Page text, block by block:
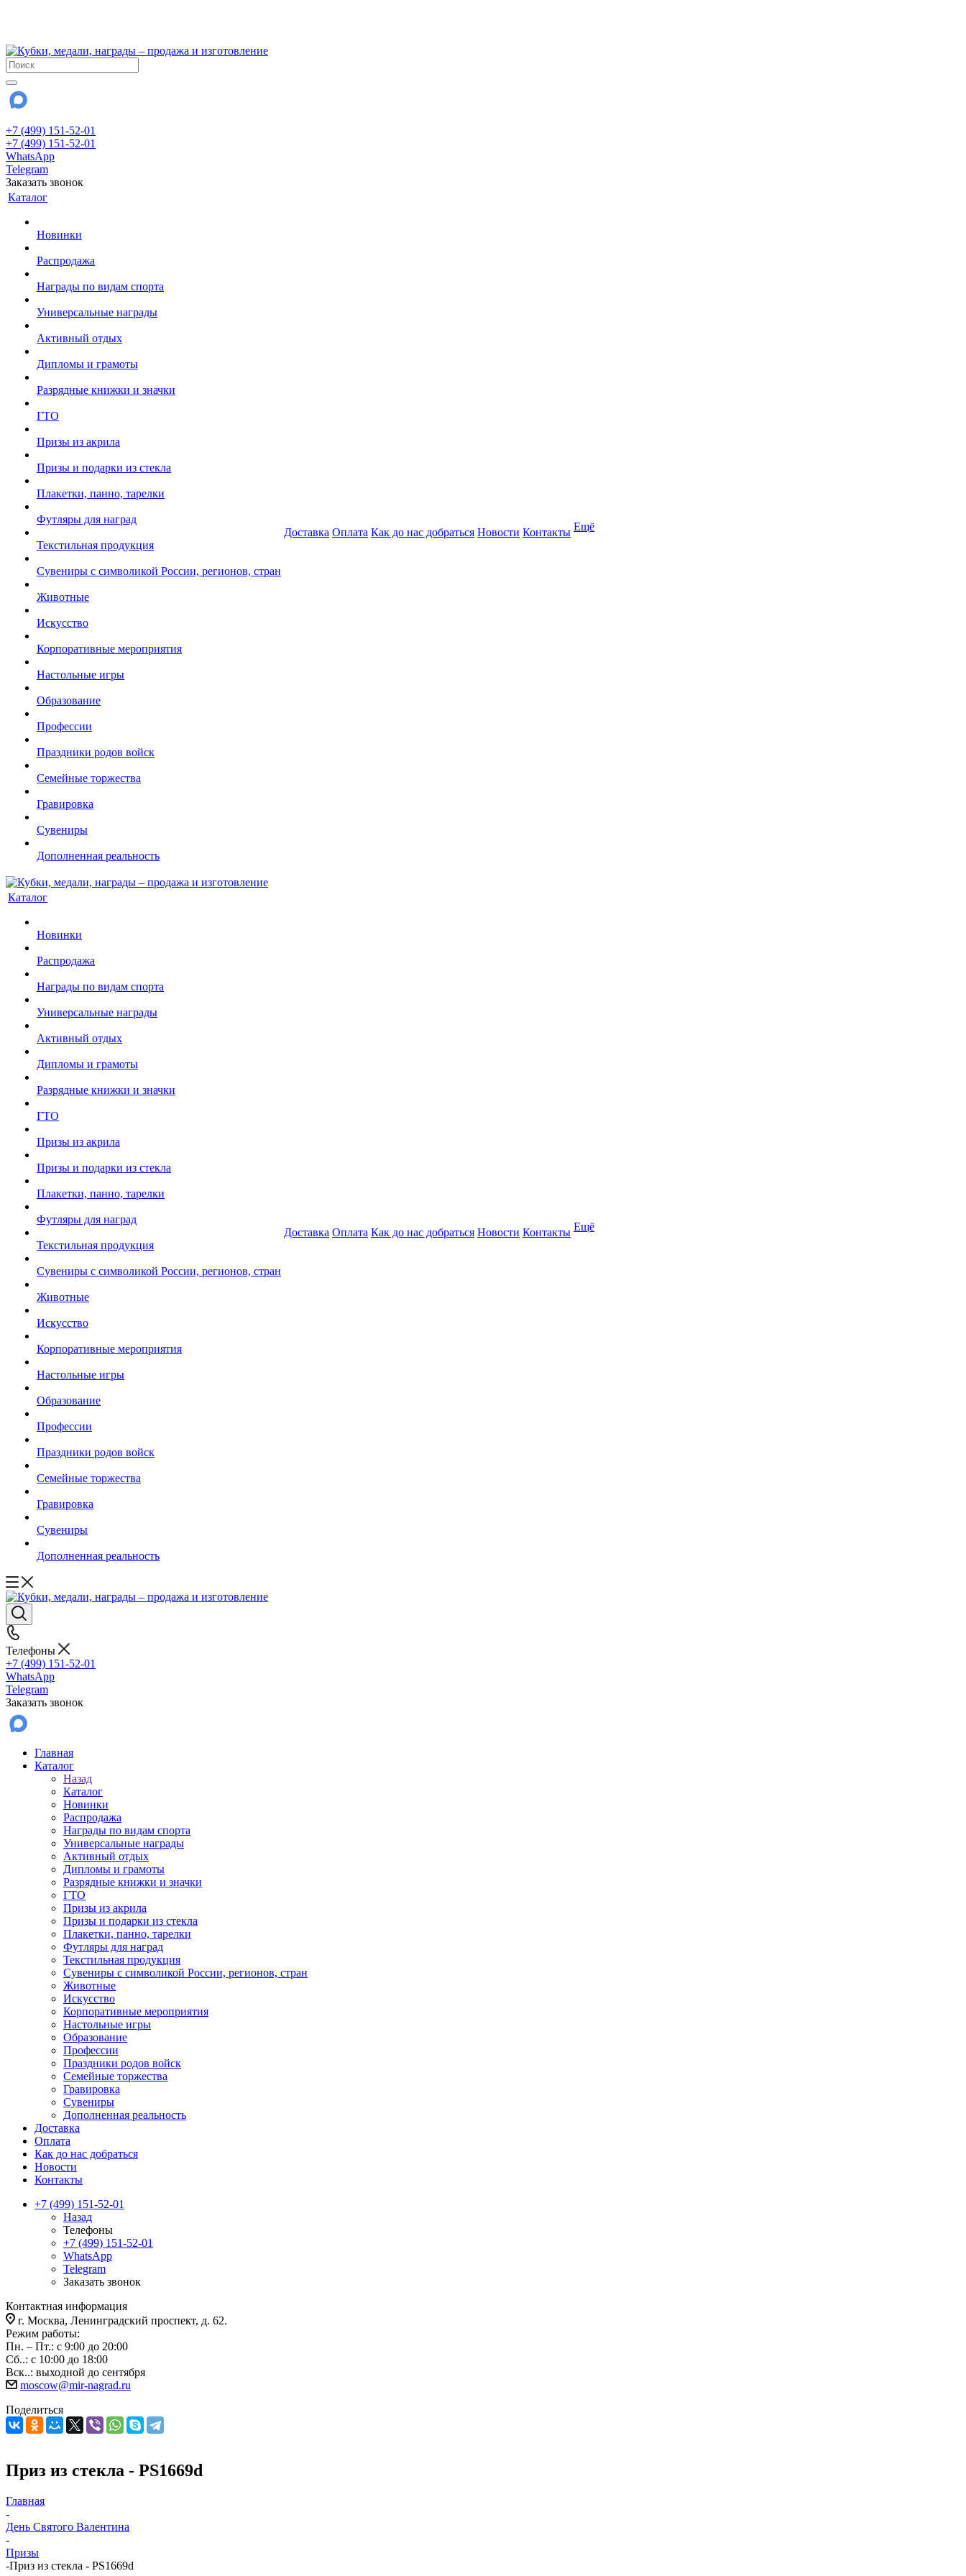
+7 (499) 151-52-01
+7 (499) 151-52-01
WhatsApp
Telegram
Заказать звонок
Каталог
Новинки
Распродажа
Награды по видам спорта
Универсальные награды
Активный отдых
Дипломы и грамоты
Разрядные книжки и значки
ГТО
Призы из акрила
Призы и подарки из стекла
Плакетки, панно, тарелки
Футляры для наград
Текстильная продукция
Сувениры с символикой России, регионов, стран
Животные
Искусство
Корпоративные мероприятия
Настольные игры
Образование
Профессии
Праздники родов войск
Семейные торжества
Гравировка
Сувениры
Дополненная реальность
Доставка Оплата Как до нас добраться Новости Контакты Ещё
Каталог
Новинки
Распродажа
Награды по видам спорта
Универсальные награды
Активный отдых
Дипломы и грамоты
Разрядные книжки и значки
ГТО
Призы из акрила
Призы и подарки из стекла
Плакетки, панно, тарелки
Футляры для наград
Текстильная продукция
Сувениры с символикой России, регионов, стран
Животные
Искусство
Корпоративные мероприятия
Настольные игры
Образование
Профессии
Праздники родов войск
Семейные торжества
Гравировка
Сувениры
Дополненная реальность
Доставка Оплата Как до нас добраться Новости Контакты Ещё
Телефоны
+7 (499) 151-52-01
WhatsApp
Telegram
Заказать звонок
Главная
Каталог
Назад
Каталог
Новинки
Распродажа
Награды по видам спорта
Универсальные награды
Активный отдых
Дипломы и грамоты
Разрядные книжки и значки
ГТО
Призы из акрила
Призы и подарки из стекла
Плакетки, панно, тарелки
Футляры для наград
Текстильная продукция
Сувениры с символикой России, регионов, стран
Животные
Искусство
Корпоративные мероприятия
Настольные игры
Образование
Профессии
Праздники родов войск
Семейные торжества
Гравировка
Сувениры
Дополненная реальность
Доставка
Оплата
Как до нас добраться
Новости
Контакты
+7 (499) 151-52-01
Назад
Телефоны
+7 (499) 151-52-01
WhatsApp
Telegram
Заказать звонок
Контактная информация
г. Москва, Ленинградский проспект, д. 62.
Режим работы:
Пн. – Пт.: с 9:00 до 20:00
Сб..: с 10:00 до 18:00
Вск..: выходной до сентября
moscow@mir-nagrad.ru
Поделиться
Приз из стекла - PS1669d
Главная
-
День Святого Валентина
-
Призы
-Приз из стекла - PS1669d